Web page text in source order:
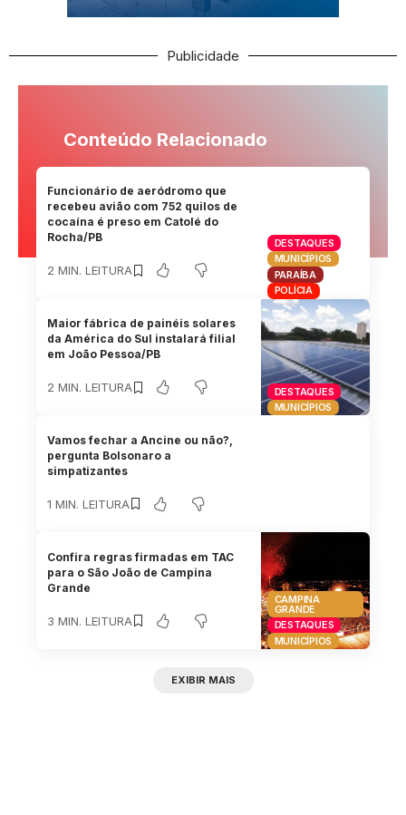
Publicidade
Conteúdo Relacionado
DESTAQUES
MUNICÍPIOS
PARAÍBA
POLÍCIA
Funcionário de aeródromo que
recebeu avião com 752 quilos de
cocaína é preso em Catolé do
Rocha/PB
2 MIN. LEITURA
DESTAQUES
MUNICÍPIOS
Maior fábrica de painéis solares
da América do Sul instalará filial
em João Pessoa/PB
2 MIN. LEITURA
Vamos fechar a Ancine ou não?,
pergunta Bolsonaro a
simpatizantes
1 MIN. LEITURA
CAMPINA
GRANDE
DESTAQUES
MUNICÍPIOS
Confira regras firmadas em TAC
para o São João de Campina
Grande
3 MIN. LEITURA
EXIBIR MAIS